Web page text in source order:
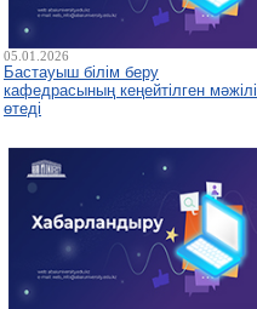
05.01.2026
Бастауыш білім беру
кафедрасының кеңейтілген
өтеді